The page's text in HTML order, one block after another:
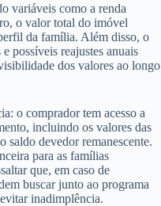
variáveis como a renda
o valor total do imóvel
da família. Além disso, o
possíveis reajustes anuais
dos valores ao longo
o comprador tem acesso a
incluindo os valores das
saldo devedor remanescente.
para as famílias
que, em caso de
buscar junto ao programa
inadimplência.